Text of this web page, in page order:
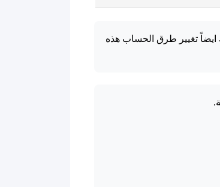
ايضاً تغيير طرق الحساب هذه